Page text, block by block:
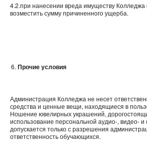
4.2.при нанесении вреда имуществу
возместить сумму причиненного ущерба.
Прочие условия
Администрация Колледжа не несет
средства и ценные вещи, находящиеся в
Ношение ювелирных украшений,
использование персональной аудио-, видео-
допускается только с разрешения
ответственность обучающихся.